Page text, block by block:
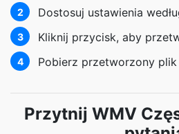
2 Dostosuj ustawienia
3 Kliknij przycisk, aby
4 Pobierz przetworzony plik
Przytnij WMV